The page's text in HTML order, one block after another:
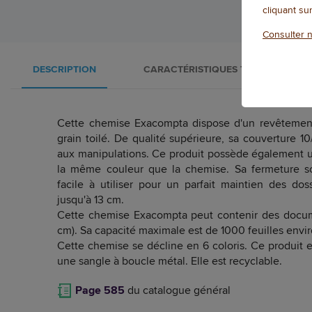
DESCRIPTION CARACTÉRISTIQUES TECHNIQUES
Cette chemise Exacompta dispose d'un
grain toilé. De qualité supérieure, sa couverture
aux manipulations. Ce produit possède également
la même couleur que la chemise. Sa fermeture
facile à utiliser pour un parfait maintien des
jusqu'à 13 cm.
Cette chemise Exacompta peut contenir des
cm). Sa capacité maximale est de 1000 feuilles
Cette chemise se décline en 6 coloris. Ce produit
une sangle à boucle métal. Elle est recyclable.
Page 585 du catalogue général
cliquant
Consulter